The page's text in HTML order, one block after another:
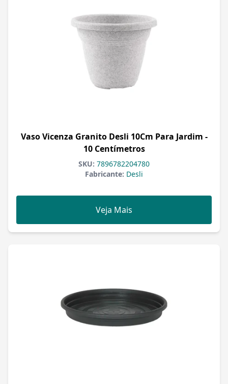
Vaso Vicenza Granito Desli 10Cm Para Jardim -
10 Centímetros
SKU: 7896782204780
Fabricante: Desli
Veja Mais